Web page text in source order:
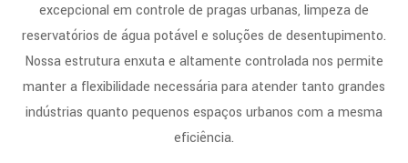
excepcional em controle de pragas urbanas, limpeza de
reservatórios de água potável e soluções de desentupimento.
Nossa estrutura enxuta e altamente controlada nos permite
manter a flexibilidade necessária para atender tanto grandes
indústrias quanto pequenos espaços urbanos com a mesma
eficiência.